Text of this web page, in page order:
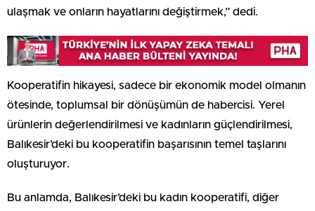
ulaşmak ve onların hayatlarını değiştirmek,” dedi.
Kooperatifin hikayesi, sadece bir ekonomik model olmanın
ötesinde, toplumsal bir dönüşümün de habercisi. Yerel
ürünlerin değerlendirilmesi ve kadınların güçlendirilmesi,
Balıkesir’deki bu kooperatifin başarısının temel taşlarını
oluşturuyor.
Bu anlamda, Balıkesir’deki bu kadın kooperatifi, diğer